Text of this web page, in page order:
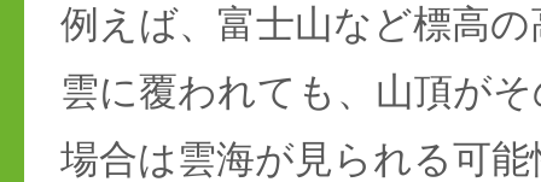
例えば、富士山など標高
雲に覆われても、山頂が
場合は雲海が見られる可